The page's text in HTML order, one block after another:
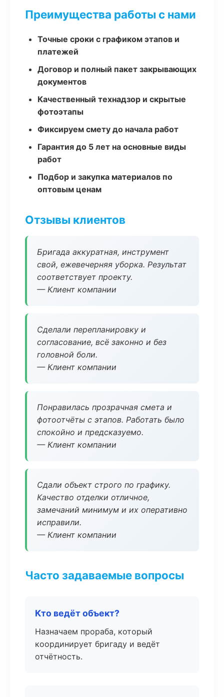
Преимущества работы с нами
Точные сроки с графиком этапов и
платежей
Договор и полный пакет закрывающих
документов
Качественный технадзор и скрытые
фотоэтапы
Фиксируем смету до начала работ
Гарантия до 5 лет на основные виды
работ
Подбор и закупка материалов по
оптовым ценам
Отзывы клиентов
Бригада аккуратная, инструмент
свой, ежевечерняя уборка. Результат
соответствует проекту.
— Клиент компании
Сделали перепланировку и
согласование, всё законно и без
головной боли.
— Клиент компании
Понравилась прозрачная смета и
фотоотчёты с этапов. Работать было
спокойно и предсказуемо.
— Клиент компании
Сдали объект строго по графику.
Качество отделки отличное,
замечаний минимум и их оперативно
исправили.
— Клиент компании
Часто задаваемые вопросы
Кто ведёт объект?
Назначаем прораба, который
координирует бригаду и ведёт
отчётность.